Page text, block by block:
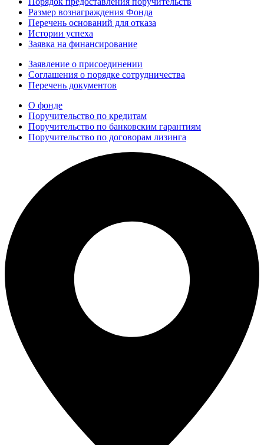
Размер вознаграждения Фонда
Перечень оснований для отказа
Истории успеха
Заявка на финансирование
Заявление о присоединении
Соглашения о порядке сотрудничества
Перечень документов
О фонде
Поручительство по кредитам
Поручительство по банковским гарантиям
Поручительство по договорам лизинга